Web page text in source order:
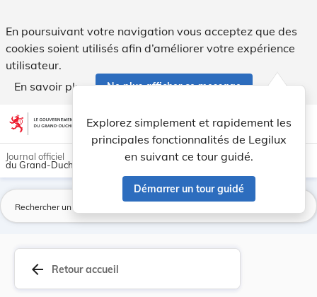
En poursuivant votre navigation vous acceptez que des
cookies soient utilisés afin d’améliorer votre expérience
utilisateur.
En savoir plus
Ne plus afficher ce message
Aller au contenu account_circle help Aide
Explorez simplement et rapidement les
principales fonctionnalités de Legilux
en suivant ce tour guidé.
Démarrer un tour guidé
light_mode dark_mode
Journal officiel
du Grand-Duché de Luxembourg
arrow_back Retour accueil